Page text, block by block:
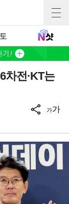
전·KT는
가가